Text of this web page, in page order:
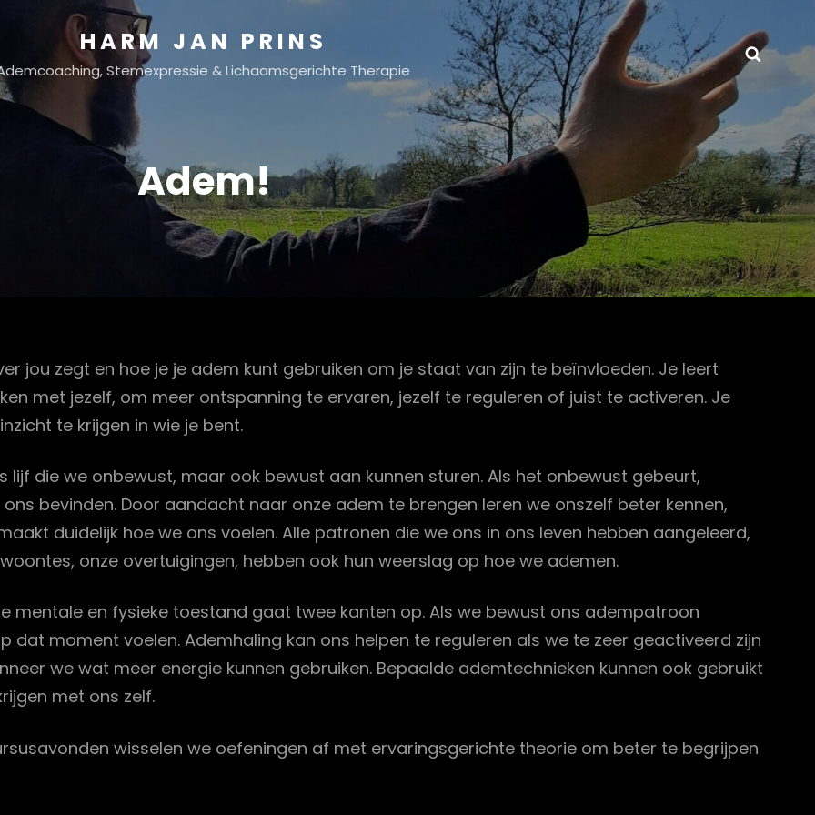
HARM JAN PRINS
Stemexpressie & Lichaamsgerichte Therapie
Adem!
jou zegt en hoe je je adem kunt gebruiken om je staat van zijn te beïnvloeden. Je leert
met jezelf, om meer ontspanning te ervaren, jezelf te reguleren of juist te activeren. Je
te krijgen in wie je bent.
lijf die we onbewust, maar ook bewust aan kunnen sturen. Als het onbewust gebeurt,
bevinden. Door aandacht naar onze adem te brengen leren we onszelf beter kennen,
duidelijk hoe we ons voelen. Alle patronen die we ons in ons leven hebben aangeleerd,
onze overtuigingen, hebben ook hun weerslag op hoe we ademen.
mentale en fysieke toestand gaat twee kanten op. Als we bewust ons adempatroon
dat moment voelen. Ademhaling kan ons helpen te reguleren als we te zeer geactiveerd zijn
we wat meer energie kunnen gebruiken. Bepaalde ademtechnieken kunnen ook gebruikt
met ons zelf.
wisselen we oefeningen af met ervaringsgerichte theorie om beter te begrijpen